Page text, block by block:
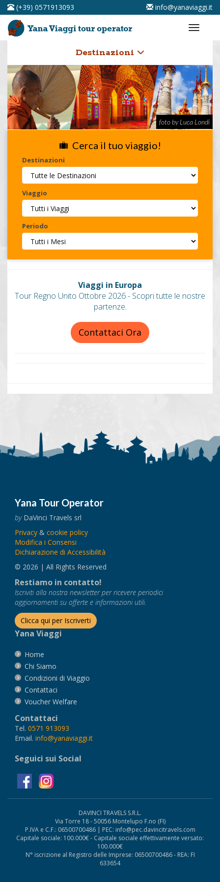
(+39) 0571913093 info@yanaviaggi.it
Destinazioni
foto by Luca Londi
Cerca il tuo viaggio!
Destinazioni
Viaggio
Periodo
Viaggi in Europa
Tour Regno Unito Ottobre 2026 - Scopri tutte le nostre
partenze.
Contattaci Ora
Yana Tour Operator
byDaVinci Travels srl
Privacy & cookie policy
Modifica i Consensi
Dichiarazione di Accessibilità
© 2026 | All Rights Reserved
Restiamo in contatto!
Iscriviti alla nostra newsletter per ricevere periodici
aggiornamenti su offerte e informazioni utili.
Clicca qui per Iscriverti
Yana Viaggi
Home
Chi Siamo
Condizioni di Viaggio
Contattaci
Voucher Welfare
Contattaci
Tel. 0571 913093
Email. info@yanaviaggi.it
Seguici sui Social
DAVINCI TRAVELS S.R.L.
Via Torre 18 - 50056 Montelupo F.no (FI)
P.IVA e C.F.: 06500700486 | PEC: info@pec.davincitravels.com
Capitale sociale: 100.000€ - Capitale sociale effettivamente versato:
100.000€
N° iscrizione al Registro delle Imprese: 06500700486 - REA: FI
633654